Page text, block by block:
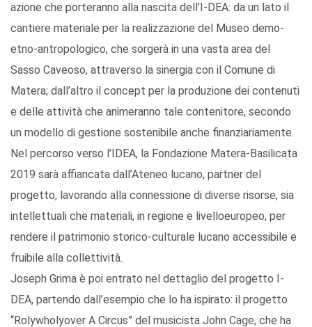
azione che porteranno alla nascita dell’I-DEA: da un lato il
cantiere materiale per la realizzazione del Museo demo-
etno-antropologico, che sorgerà in una vasta area del
Sasso Caveoso, attraverso la sinergia con il Comune di
Matera; dall’altro il concept per la produzione dei contenuti
e delle attività che animeranno tale contenitore, secondo
un modello di gestione sostenibile anche finanziariamente.
Nel percorso verso l’IDEA, la Fondazione Matera-Basilicata
2019 sarà affiancata dall’Ateneo lucano, partner del
progetto, lavorando alla connessione di diverse risorse, sia
intellettuali che materiali, in regione e livelloeuropeo, per
rendere il patrimonio storico-culturale lucano accessibile e
fruibile alla collettività.
Joseph Grima è poi entrato nel dettaglio del progetto I-
DEA, partendo dall’esempio che lo ha ispirato: il progetto
“Rolywholyover A Circus” del musicista John Cage, che ha